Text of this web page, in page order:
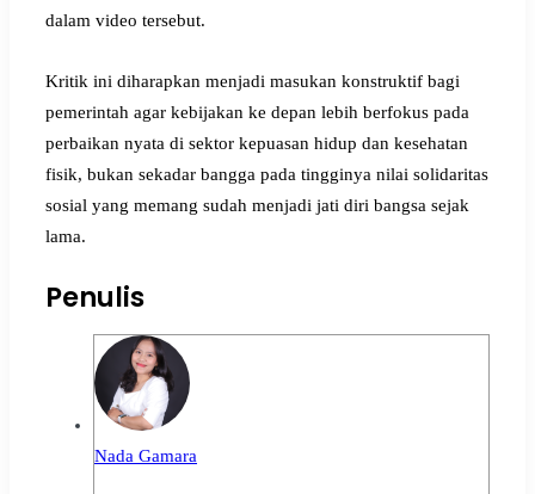
dalam video tersebut.
Kritik ini diharapkan menjadi masukan konstruktif bagi
pemerintah agar kebijakan ke depan lebih berfokus pada
perbaikan nyata di sektor kepuasan hidup dan kesehatan
fisik, bukan sekadar bangga pada tingginya nilai solidaritas
sosial yang memang sudah menjadi jati diri bangsa sejak
lama.
Penulis
Nada Gamara